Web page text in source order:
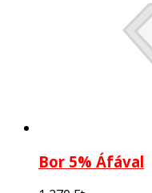
Bor 5% Áfával